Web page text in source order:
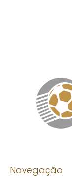
Navegação